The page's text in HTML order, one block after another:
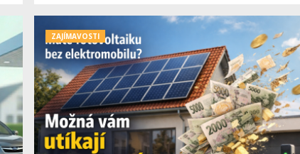
ZAJÍMAVOSTI